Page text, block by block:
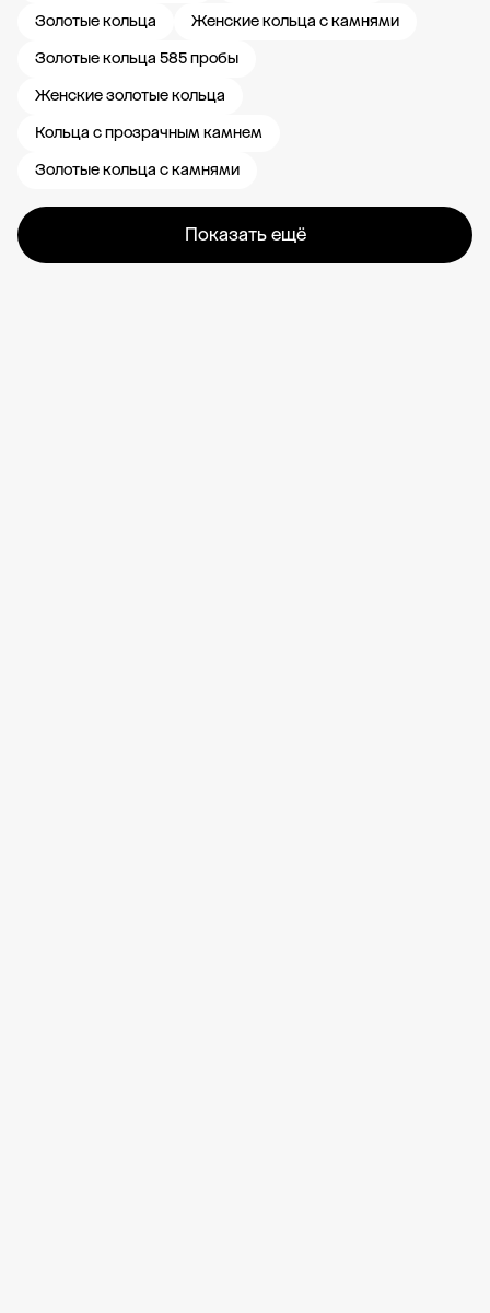
Золотые кольца
Женские кольца с камнями
Золотые кольца 585 пробы
Женские золотые кольца
Кольца с прозрачным камнем
Золотые кольца с камнями
Показать ещё